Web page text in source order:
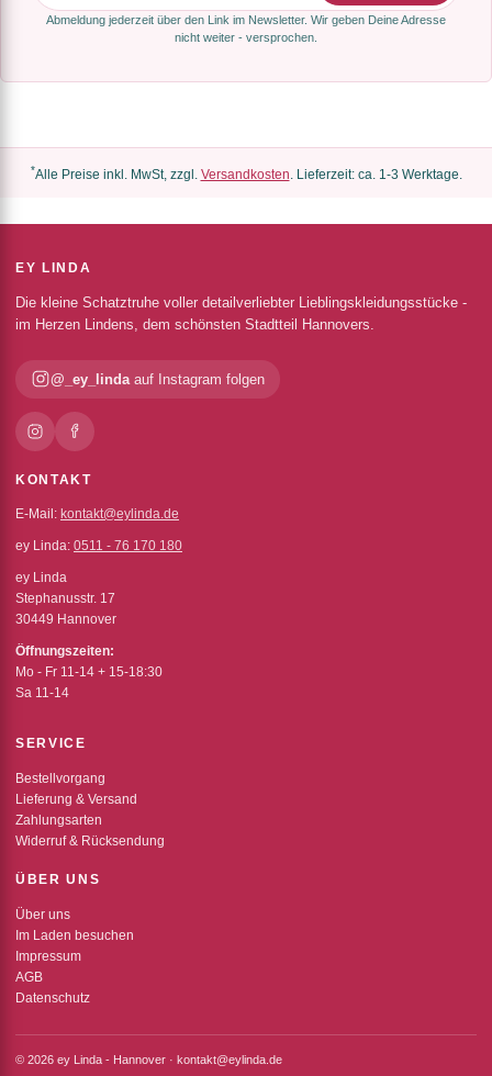
Abmeldung jederzeit über den Link im Newsletter. Wir geben Deine Adresse
nicht weiter - versprochen.
*Alle Preise inkl. MwSt, zzgl. Versandkosten . Lieferzeit: ca. 1-3 Werktage.
EY LINDA
Die kleine Schatztruhe voller detailverliebter Lieblingskleidungsstücke -
im Herzen Lindens, dem schönsten Stadtteil Hannovers.
@_ey_linda auf Instagram folgen
KONTAKT
E-Mail: kontakt@eylinda.de
ey Linda: 0511 - 76 170 180
ey Linda
Stephanusstr. 17
30449 Hannover
Öffnungszeiten:
Mo - Fr 11-14 + 15-18:30
Sa 11-14
SERVICE
Bestellvorgang
Lieferung & Versand
Zahlungsarten
Widerruf & Rücksendung
ÜBER UNS
Über uns
Im Laden besuchen
Impressum
AGB
Datenschutz
© 2026 ey Linda - Hannover · kontakt@eylinda.de